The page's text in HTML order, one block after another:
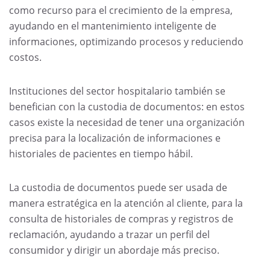
como recurso para el crecimiento de la empresa,
ayudando en el mantenimiento inteligente de
informaciones, optimizando procesos y reduciendo
costos.
Instituciones del sector hospitalario también se
benefician con la custodia de documentos: en estos
casos existe la necesidad de tener una organización
precisa para la localización de informaciones e
historiales de pacientes en tiempo hábil.
La custodia de documentos puede ser usada de
manera estratégica en la atención al cliente, para la
consulta de historiales de compras y registros de
reclamación, ayudando a trazar un perfil del
consumidor y dirigir un abordaje más preciso.